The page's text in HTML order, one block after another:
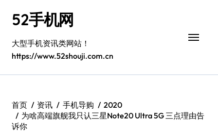
52手机网
大型手机资讯类网站！
https://www.52shouji.com.cn
首页 资讯 手机导购
2020
为啥高端旗舰我只认三星Note20 Ultra 5G 三点理由告
诉你